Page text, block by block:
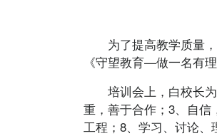
为了提高教学质量，
《守望教育—做一名有
培训会上，白校长为
重，善于合作；3、自
工程；8、学习、讨论、